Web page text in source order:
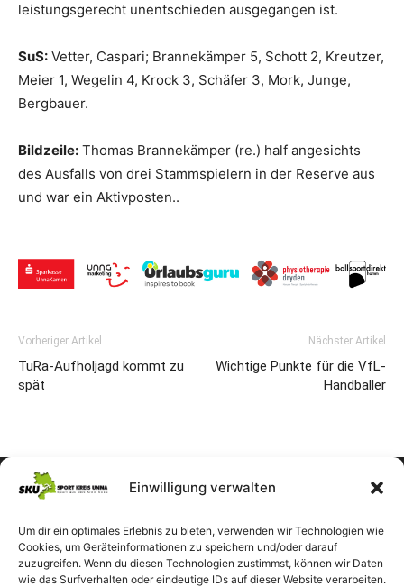
Einwilligung verwalten
Um dir ein optimales Erlebnis zu bieten, verwenden wir Technologien wie
Cookies, um Geräteinformationen zu speichern und/oder darauf
zuzugreifen. Wenn du diesen Technologien zustimmst, können wir Daten
wie das Surfverhalten oder eindeutige IDs auf dieser Website verarbeiten.
leistungsgerecht unentschieden ausgegangen ist.
SuS: Vetter, Caspari; Brannekämper 5, Schott 2, Kreutzer,
Meier 1, Wegelin 4, Krock 3, Schäfer 3, Mork, Junge,
Bergbauer.
Bildzeile: Thomas Brannekämper (re.) half angesichts
des Ausfalls von drei Stammspielern in der Reserve aus
und war ein Aktivposten..
Vorheriger Artikel
TuRa-Aufholjagd kommt zu
spät
Nächster Artikel
Wichtige Punkte für die VfL-
Handballer